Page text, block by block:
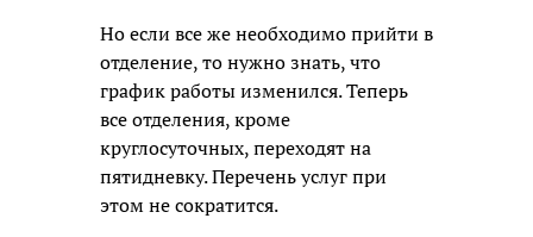
Но если все же необходимо прийти в
отделение, то нужно знать, что
график работы изменился. Теперь
все отделения, кроме
круглосуточных, переходят на
пятидневку. Перечень услуг при
этом не сократится.